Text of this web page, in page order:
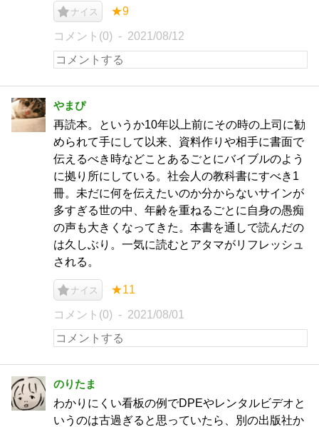
ナイス ★9
コメント(0) 2021/08/12
やまぴ
再読本。というか10年以上前にその時の上司に勧
められて手にして以来、資料作りや相手に書面で
伝えるべき時などことあるごとにバイブルのよう
に拠り所にしている。社会人の教科書にすべき1
冊。未だに何を伝えたいのか分からないサインが
多すぎる世の中、年齢を重ねるごとに自身の愚痴
の声も大きくなってきた。本書を通しで読んだの
は久しぶり。一気に読むとアタマがリフレッシュ
される。
ナイス ★11
コメント(0) 2021/08/01
のりたま
わかりにくい看板の例でDPEやレンタルビデオと
いうのは古過ぎると思っていたら、別の出版社か